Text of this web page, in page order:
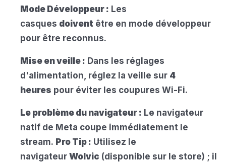
Mode Développeur : Les
casques doivent être en mode développeur
pour être reconnus.
Mise en veille : Dans les réglages
d'alimentation, réglez la veille sur 4
heures pour éviter les coupures Wi-Fi.
Le problème du navigateur : Le navigateur
natif de Meta coupe immédiatement le
stream. Pro Tip : Utilisez le
navigateur Wolvic (disponible sur le store) ; il